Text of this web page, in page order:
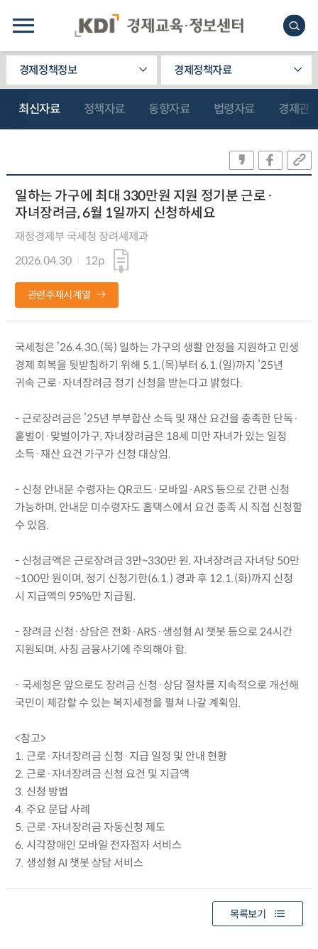
경제정책정보 경제정책자료
최신자료 정책자료 동향자료 법령자료 경제관
일하는 가구에 최대 330만원 지원 정기분 근로·
자녀장려금, 6월 1일까지 신청하세요
재정경제부 국세청 장려세제과
2026.04.30
12p
관련주제시계열
국세청은 ’26.4.30.(목) 일하는 가구의 생활 안정을 지원하고 민생
경제 회복을 뒷받침하기 위해 5.1.(목)부터 6.1.(일)까지 ’25년
귀속 근로·자녀장려금 정기 신청을 받는다고 밝혔다.
- 근로장려금은 ’25년 부부합산 소득 및 재산 요건을 충족한 단독·
홑벌이·맞벌이가구, 자녀장려금은 18세 미만 자녀가 있는 일정
소득·재산 요건 가구가 신청 대상임.
- 신청 안내문 수령자는 QR코드·모바일·ARS 등으로 간편 신청
가능하며, 안내문 미수령자도 홈택스에서 요건 충족 시 직접 신청할
수 있음.
- 신청금액은 근로장려금 3만~330만 원, 자녀장려금 자녀당 50만
~100만 원이며, 정기 신청기한(6.1.) 경과 후 12.1.(화)까지 신청
시 지급액의 95%만 지급됨.
- 장려금 신청·상담은 전화·ARS·생성형 AI 챗봇 등으로 24시간
지원되며, 사칭 금융사기에 주의해야 함.
- 국세청은 앞으로도 장려금 신청·상담 절차를 지속적으로 개선해
국민이 체감할 수 있는 복지세정을 펼쳐 나갈 계획임.
<참고>
1. 근로·자녀장려금 신청·지급 일정 및 안내 현황
2. 근로·자녀장려금 신청 요건 및 지급액
3. 신청 방법
4. 주요 문답 사례
5. 근로·자녀장려금 자동신청 제도
6. 시각장애인 모바일 전자점자 서비스
7. 생성형 AI 챗봇 상담 서비스
목록보기